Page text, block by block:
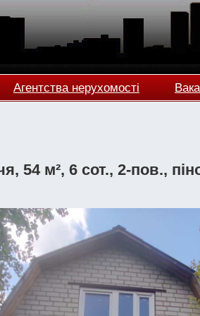
Агентства нерухомості
54 м², 6 сот., 2-пов.,